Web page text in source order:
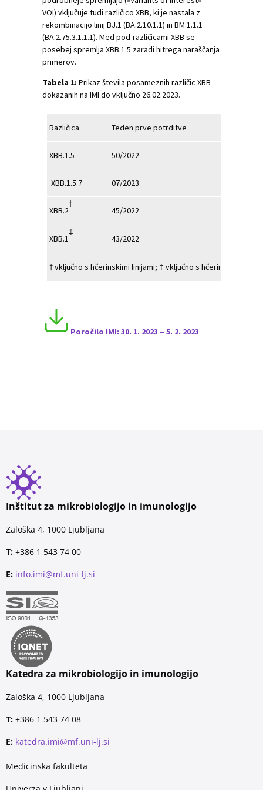
VOI) vključuje tudi različico XBB, ki je nastala z
rekombinacijo linij BJ.1 (BA.2.10.1.1) in BM.1.1.1
(BA.2.75.3.1.1.1). Med pod-različicami XBB se
posebej spremlja XBB.1.5 zaradi hitrega naraščanja
primerov.
Tabela 1: Prikaz števila posameznih različic XBB
dokazanih na IMI do vključno 26.02.2023.
Različica Teden prve potrditve
XBB.1.5 50/2022
XBB.1.5.7 07/2023
XBB.2
†
45/2022
XBB.1
‡
43/2022
† vključno s hčerinskimi linijami; ‡ vključno s hčerinskimi
Poročilo IMI: 30. 1. 2023 – 5. 2. 2023
Inštitut za mikrobiologijo in imunologijo
Zaloška 4, 1000 Ljubljana
T: +386 1 543 74 00
E: info.imi@mf.uni-lj.si
Katedra za mikrobiologijo in imunologijo
Zaloška 4, 1000 Ljubljana
T: +386 1 543 74 08
E: katedra.imi@mf.uni-lj.si
Medicinska fakulteta